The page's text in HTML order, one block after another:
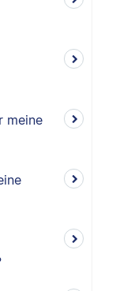
meine